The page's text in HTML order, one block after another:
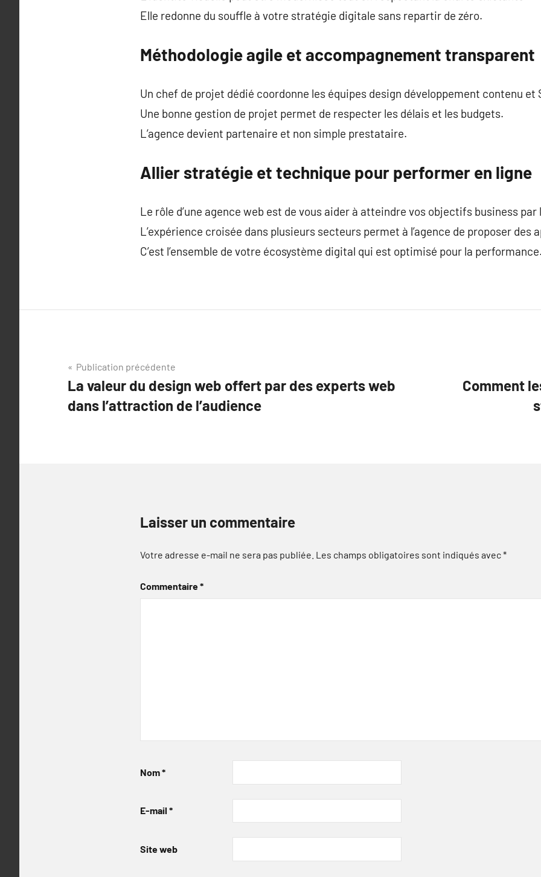
Elle redonne du souffle à votre stratégie digitale sans repartir de zéro.
Méthodologie agile et accompagnement transparent
Un chef de projet dédié coordonne les équipes design développement contenu et
Une bonne gestion de projet permet de respecter les délais et les budgets.
L’agence devient partenaire et non simple prestataire.
Allier stratégie et technique pour performer en ligne
Le rôle d’une agence web est de vous aider à atteindre vos objectifs business par
L’expérience croisée dans plusieurs secteurs permet à l’agence de proposer des
C’est l’ensemble de votre écosystème digital qui est optimisé pour la performance.
Navigation
de
l’article
Publication précédente
La valeur du design web offert par des experts web
dans l’attraction de l’audience
Comment
Laisser un commentaire
Votre adresse e-mail ne sera pas publiée. Les champs obligatoires sont indiqués avec*
Commentaire*
Nom*
E-mail *
Site web